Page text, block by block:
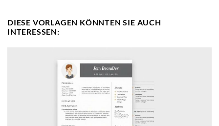
DIESE VORLAGEN KÖNNTEN SIE AUCH
INTERESSEN: